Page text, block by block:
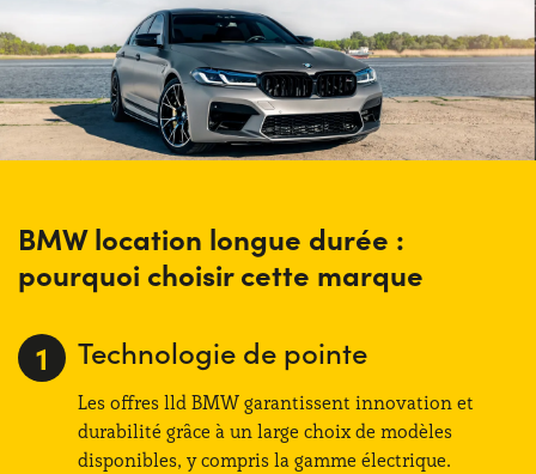
BMW location longue durée :
pourquoi choisir cette marque
Technologie de pointe
Les offres lld BMW garantissent innovation et
durabilité grâce à un large choix de modèles
disponibles, y compris la gamme électrique.